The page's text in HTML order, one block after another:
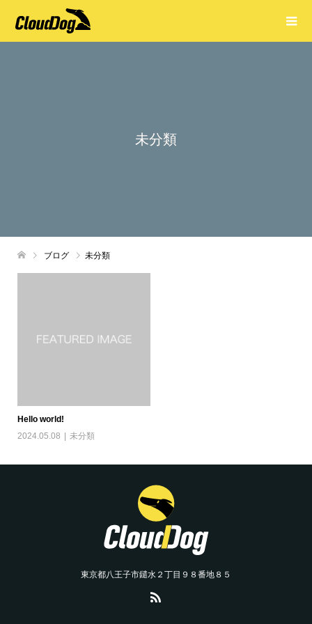
未分類
ブログ 未分類
Hello world!
2024.05.08
未分類
東京都八王子市鑓水２丁目９８番地８５